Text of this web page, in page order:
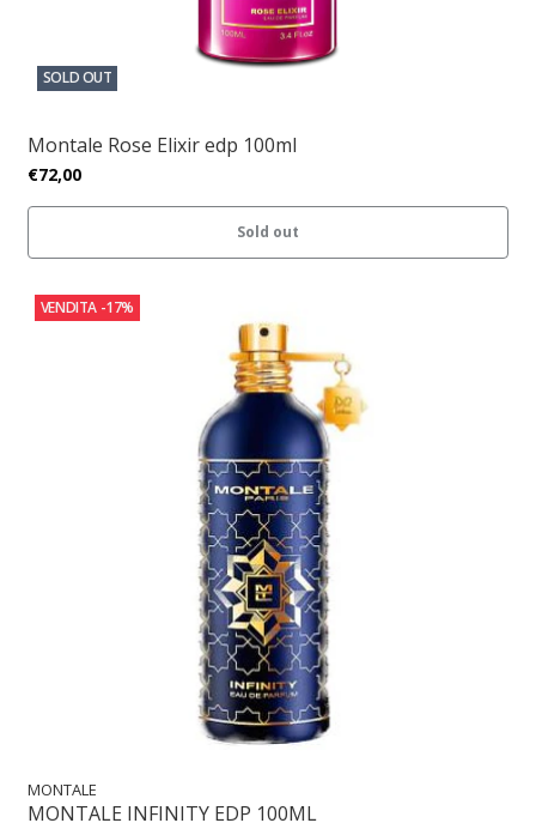
SOLD OUT
Montale Rose Elixir edp 100ml
€72,00
Sold out
VENDITA -17%
MONTALE
MONTALE INFINITY EDP 100ML